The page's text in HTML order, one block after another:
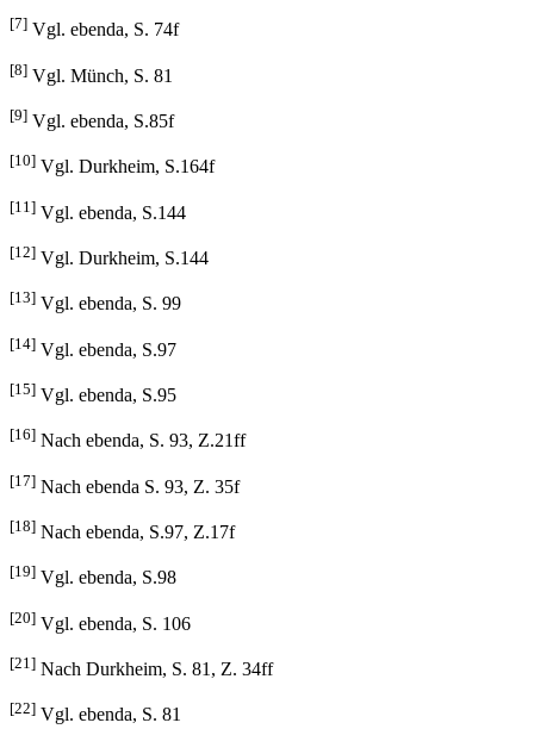
[7] Vgl. ebenda, S. 74f
[8] Vgl. Münch, S. 81
[9] Vgl. ebenda, S.85f
[10] Vgl. Durkheim, S.164f
[11] Vgl. ebenda, S.144
[12] Vgl. Durkheim, S.144
[13] Vgl. ebenda, S. 99
[14] Vgl. ebenda, S.97
[15] Vgl. ebenda, S.95
[16] Nach ebenda, S. 93, Z.21ff
[17] Nach ebenda S. 93, Z. 35f
[18] Nach ebenda, S.97, Z.17f
[19] Vgl. ebenda, S.98
[20] Vgl. ebenda, S. 106
[21] Nach Durkheim, S. 81, Z. 34ff
[22] Vgl. ebenda, S. 81